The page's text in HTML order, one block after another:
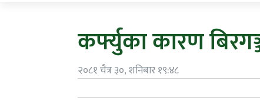
कर्फ्युका कारण
२०८१ चैत्र ३०, शनिबार १९:४८